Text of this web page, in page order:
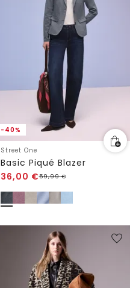
-40%
Street One
Basic Piqué Blazer
36,00 €59,99€